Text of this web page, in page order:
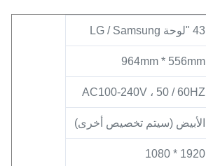
43 "لوحة LG / Samsung
964mm * 556mm
AC100-240V ، 50 / 60HZ
الأبيض (سيتم تخصيص أخرى)
1920 * 1080